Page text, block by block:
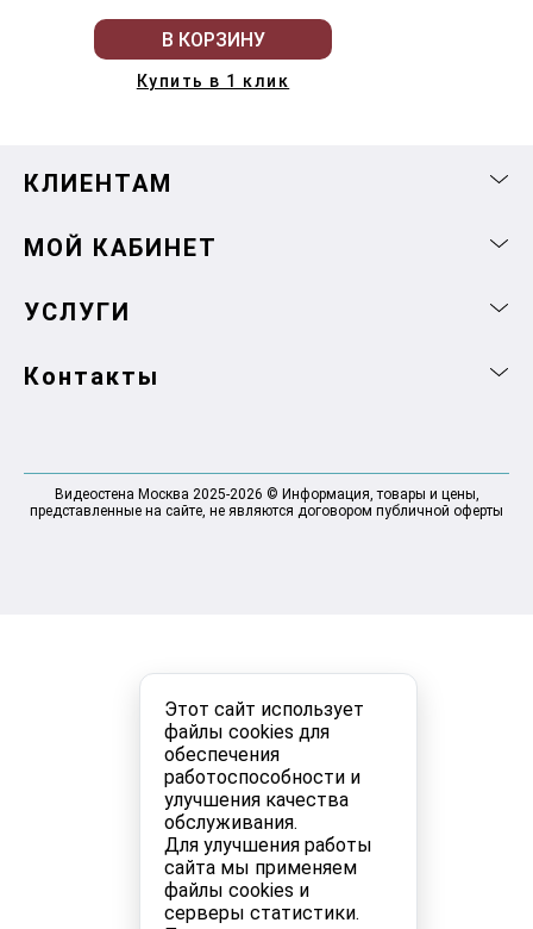
Этот сайт использует
файлы cookies для
обеспечения
работоспособности и
улучшения качества
обслуживания.
Для улучшения работы
сайта мы применяем
файлы cookies и
серверы статистики.
В КОРЗИНУ
Купить в 1 клик
КЛИЕНТАМ
МОЙ КАБИНЕТ
УСЛУГИ
Контакты
Видеостена Москва 2025-2026 © Информация, товары и цены,
представленные на сайте, не являются договором публичной оферты